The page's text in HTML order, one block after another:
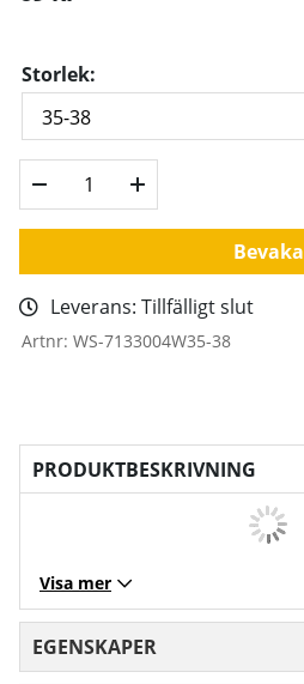
Storlek:
Bevaka
Leverans: Tillfälligt slut
Artnr: WS-7133004W35-38
PRODUKTBESKRIVNING
Visa mer
EGENSKAPER